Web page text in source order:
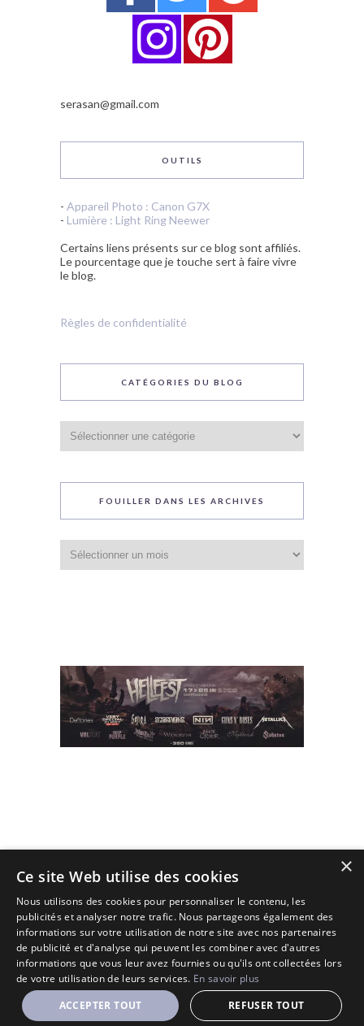
serasan@gmail.com
OUTILS
- Appareil Photo : Canon G7X
- Lumière : Light Ring Neewer
Certains liens présents sur ce blog sont affiliés.
Le pourcentage que je touche sert à faire vivre
le blog.
Règles de confidentialité
CATÉGORIES DU BLOG
du
blog
FOUILLER DANS LES ARCHIVES
dans
les
Designé et Customisé par Seraf' sur une base de Solopine
×
Ce site Web utilise des cookies
Nous utilisons des cookies pour personnaliser le contenu, les
publicités et analyser notre trafic. Nous partageons également des
informations sur votre utilisation de notre site avec nos partenaires
de publicité et d'analyse qui peuvent les combiner avec d'autres
informations que vous leur avez fournies ou qu'ils ont collectées lors
de votre utilisation de leurs services. En savoir plus
ACCEPTER TOUT
REFUSER TOUT